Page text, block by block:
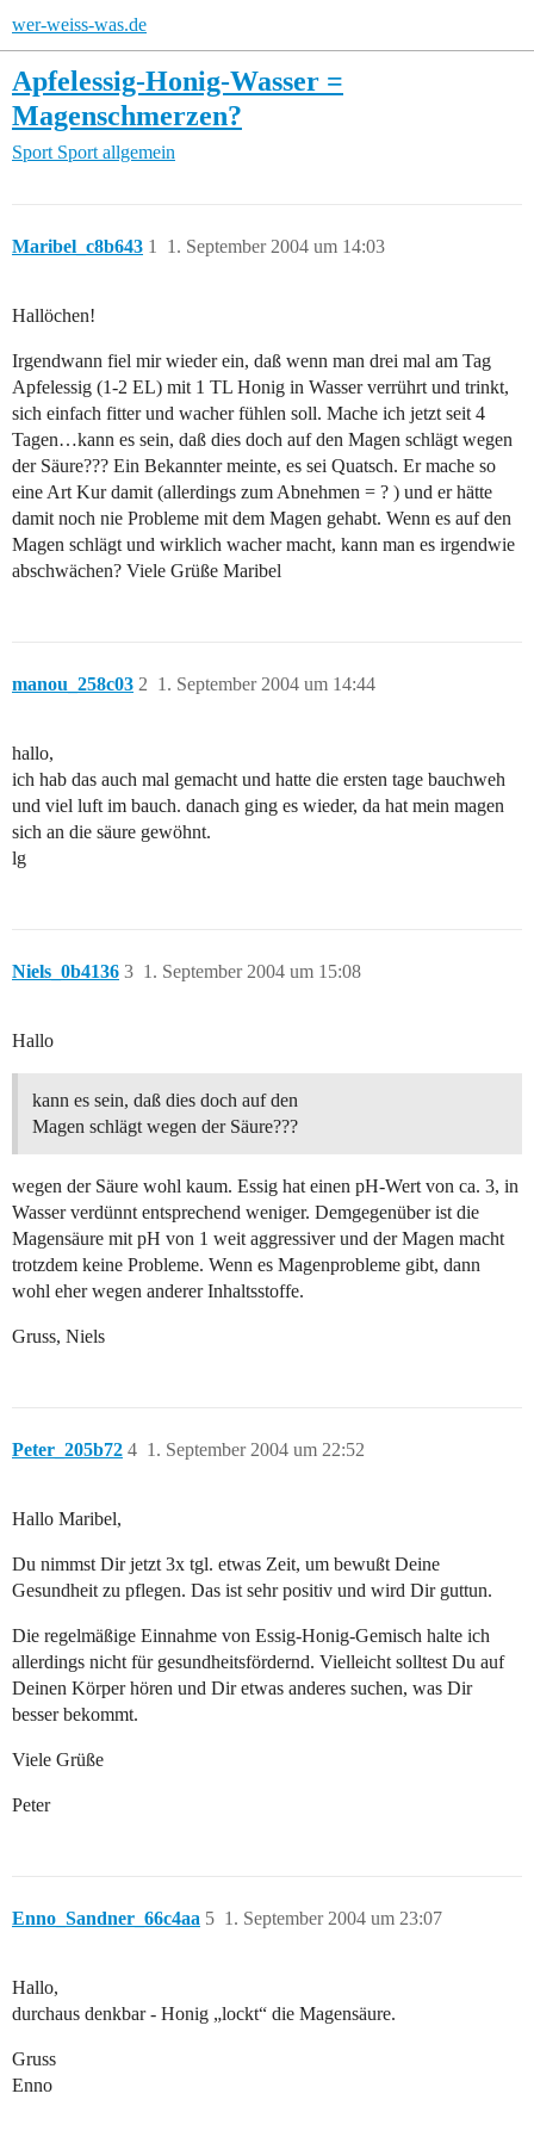
wer-weiss-was.de
Apfelessig-Honig-Wasser =
Magenschmerzen?
Sport Sport allgemein
Maribel_c8b643 1. September 2004 um 14:03
1
Hallöchen!
Irgendwann fiel mir wieder ein, daß wenn man drei mal am Tag
Apfelessig (1-2 EL) mit 1 TL Honig in Wasser verrührt und trinkt,
sich einfach fitter und wacher fühlen soll. Mache ich jetzt seit 4
Tagen…kann es sein, daß dies doch auf den Magen schlägt wegen
der Säure??? Ein Bekannter meinte, es sei Quatsch. Er mache so
eine Art Kur damit (allerdings zum Abnehmen = ? ) und er hätte
damit noch nie Probleme mit dem Magen gehabt. Wenn es auf den
Magen schlägt und wirklich wacher macht, kann man es irgendwie
abschwächen? Viele Grüße Maribel
manou_258c03 1. September 2004 um 14:44
2
hallo,
ich hab das auch mal gemacht und hatte die ersten tage bauchweh
und viel luft im bauch. danach ging es wieder, da hat mein magen
sich an die säure gewöhnt.
lg
Niels_0b4136 1. September 2004 um 15:08
3
Hallo
kann es sein, daß dies doch auf den
Magen schlägt wegen der Säure???
wegen der Säure wohl kaum. Essig hat einen pH-Wert von ca. 3, in
Wasser verdünnt entsprechend weniger. Demgegenüber ist die
Magensäure mit pH von 1 weit aggressiver und der Magen macht
trotzdem keine Probleme. Wenn es Magenprobleme gibt, dann
wohl eher wegen anderer Inhaltsstoffe.
Gruss, Niels
Peter_205b72 1. September 2004 um 22:52
4
Hallo Maribel,
Du nimmst Dir jetzt 3x tgl. etwas Zeit, um bewußt Deine
Gesundheit zu pflegen. Das ist sehr positiv und wird Dir guttun.
Die regelmäßige Einnahme von Essig-Honig-Gemisch halte ich
allerdings nicht für gesundheitsfördernd. Vielleicht solltest Du auf
Deinen Körper hören und Dir etwas anderes suchen, was Dir
besser bekommt.
Viele Grüße
Peter
Enno_Sandner_66c4aa 1. September 2004 um 23:07
5
Hallo,
durchaus denkbar - Honig „lockt“ die Magensäure.
Gruss
Enno